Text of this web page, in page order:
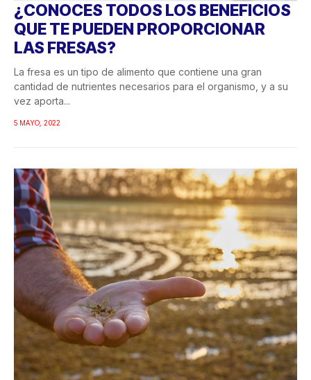
¿CONOCES TODOS LOS BENEFICIOS
QUE TE PUEDEN PROPORCIONAR
LAS FRESAS?
La fresa es un tipo de alimento que contiene una gran
cantidad de nutrientes necesarios para el organismo, y a su
vez aporta...
5 MAYO, 2022